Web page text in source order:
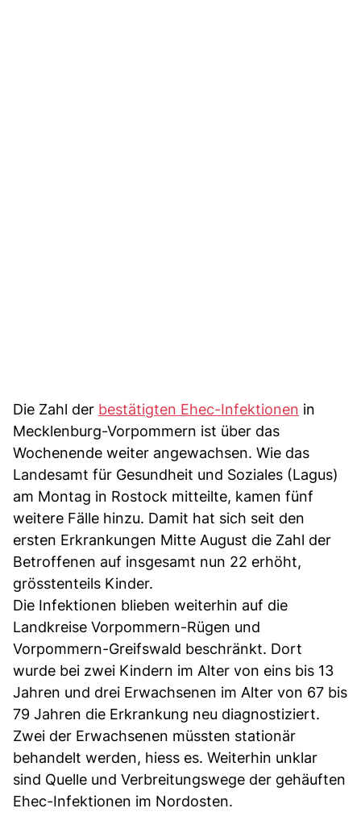
Die Zahl der bestätigten Ehec-Infektionen in
Mecklenburg-Vorpommern ist über das
Wochenende weiter angewachsen. Wie das
Landesamt für Gesundheit und Soziales (Lagus)
am Montag in Rostock mitteilte, kamen fünf
weitere Fälle hinzu. Damit hat sich seit den
ersten Erkrankungen Mitte August die Zahl der
Betroffenen auf insgesamt nun 22 erhöht,
grösstenteils Kinder.
Die Infektionen blieben weiterhin auf die
Landkreise Vorpommern-Rügen und
Vorpommern-Greifswald beschränkt. Dort
wurde bei zwei Kindern im Alter von eins bis 13
Jahren und drei Erwachsenen im Alter von 67 bis
79 Jahren die Erkrankung neu diagnostiziert.
Zwei der Erwachsenen müssten stationär
behandelt werden, hiess es. Weiterhin unklar
sind Quelle und Verbreitungswege der gehäuften
Ehec-Infektionen im Nordosten.